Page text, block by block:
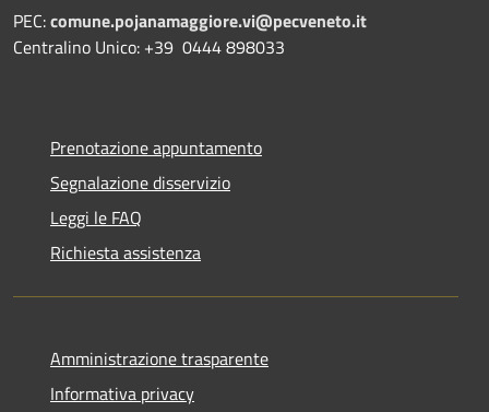
PEC:comune.pojanamaggiore.vi@pecveneto.it
Centralino Unico: +39 0444 898033
Prenotazione appuntamento
Segnalazione disservizio
Leggi le FAQ
Richiesta assistenza
Amministrazione trasparente
Informativa privacy